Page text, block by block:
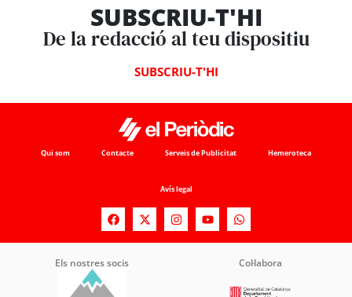
SUBSCRIU-T'HI
De la redacció al teu dispositiu
SUBSCRIU-T'HI
Qui som Contacte Serveis de Publicitat Hemeroteca
Avís legal
Els nostres socis Col·labora